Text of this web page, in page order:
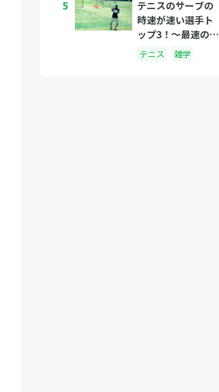
5
テニスのサーブの
時速が速い選手ト
ップ3！〜最速のプ
レイヤーは誰
だ？〜
テニス 雑学